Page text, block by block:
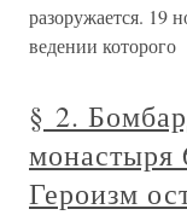
разоружается. 19
ведении которого
§ 2.
монастыря
Героизм